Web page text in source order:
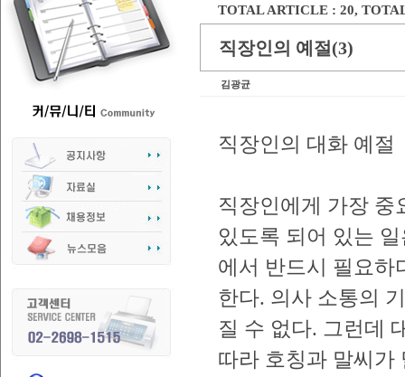
TOTAL ARTICLE : 20,
직장인의 예절(3)
김광균
직장인의 대화 예절
직장인에게 가장 중
있도록 되어 있는
에서 반드시 필요하
한다. 의사 소통의
질 수 없다. 그런데
따라 호칭과 말씨가